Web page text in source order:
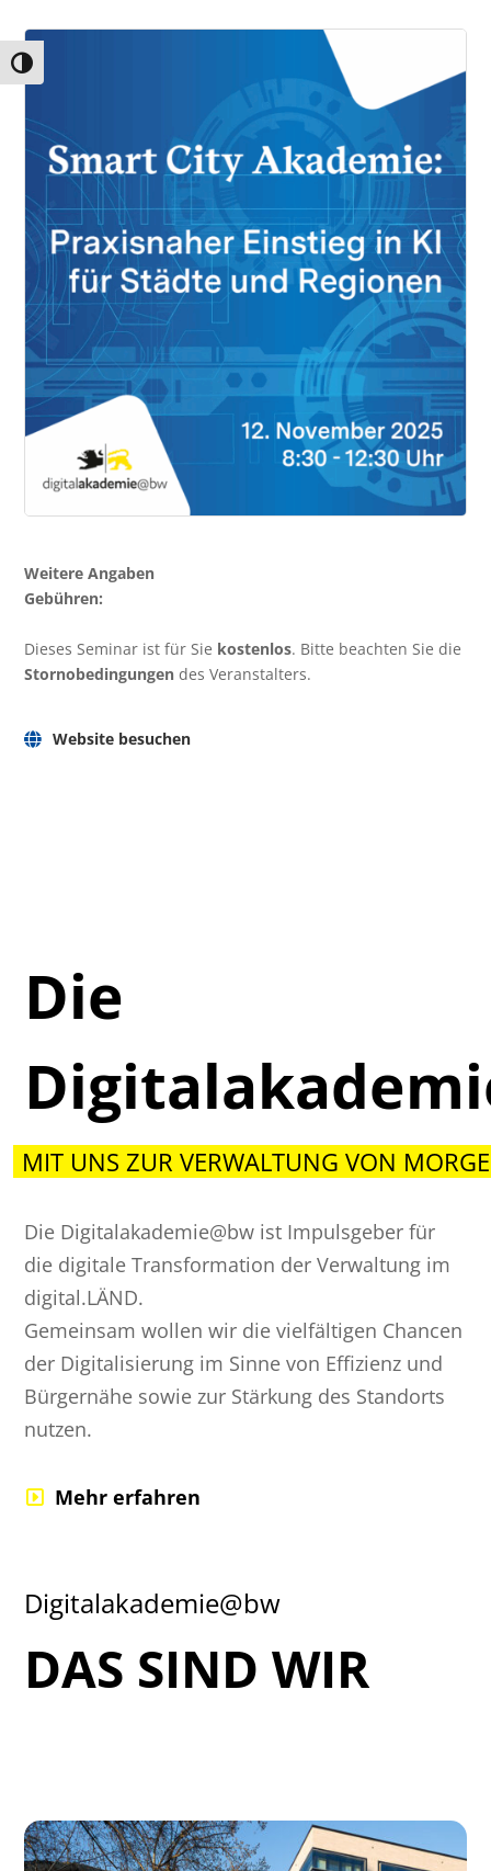
Umschalten auf hohe Kontraste
Weitere Angaben
Gebühren:
Dieses Seminar ist für Sie kostenlos. Bitte beachten Sie die
Stornobedingungen des Veranstalters.
Website besuchen
Die
MIT UNS ZUR VERWALTUNG VON
Die Digitalakademie@bw ist Impulsgeber für
die digitale Transformation der Verwaltung im
digital.LÄND.
Gemeinsam wollen wir die vielfältigen Chancen
der Digitalisierung im Sinne von Effizienz und
Bürgernähe sowie zur Stärkung des Standorts
nutzen.
Mehr erfahren
Digitalakademie@bw
DAS SIND WIR